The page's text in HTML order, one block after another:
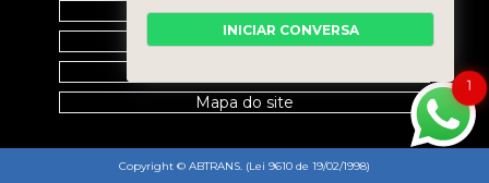
Galeria
Contato
Mapa do site
Copyright © ABTRANS. (Lei 9610 de 19/02/1998)
1
INICIAR CONVERSA